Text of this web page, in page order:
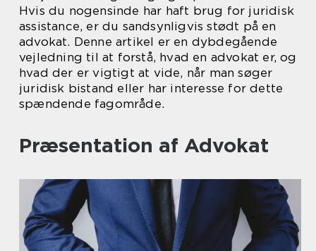
Hvis du nogensinde har haft brug for juridisk
assistance, er du sandsynligvis stødt på en
advokat. Denne artikel er en dybdegående
vejledning til at forstå, hvad en advokat er, og
hvad der er vigtigt at vide, når man søger
juridisk bistand eller har interesse for dette
spændende fagområde.
Præsentation af Advokat